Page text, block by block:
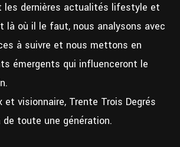
les dernières actualités lifestyle et
là où il le faut, nous analysons avec
à suivre et nous mettons en
émergents qui influenceront le
et visionnaire, Trente Trois Degrés
toute une génération.